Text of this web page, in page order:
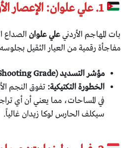
1. علي علوان: الإعصار الأردني المتصدر عالمياً
​بات المهاجم الأردنيعلي علوان الصداع
مفاجأة رقمية من العيار الثقيل
مؤشر التسديد (Shooting Grade):
الخطورة التكتيكية: تفوق النجم
في المساحات، مما يعني أن أي
سيكلف الحارس لوكا زيدان غالياً.